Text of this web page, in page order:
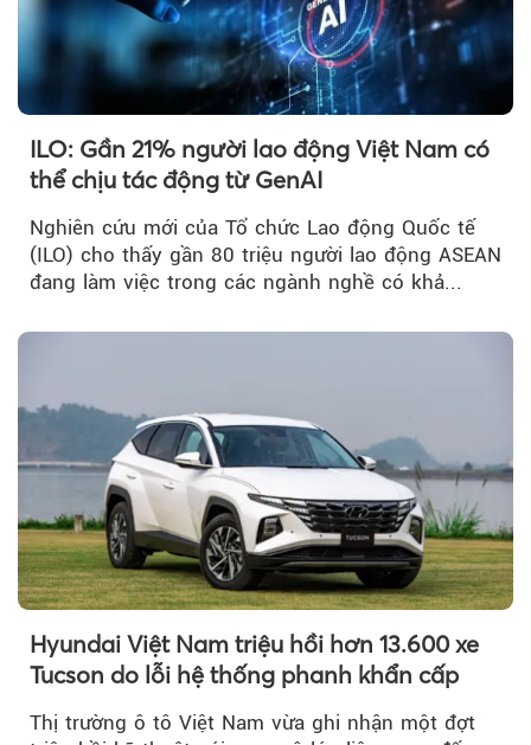
ILO: Gần 21% người lao động Việt Nam có
thể chịu tác động từ GenAI
Nghiên cứu mới của Tổ chức Lao động Quốc tế
(ILO) cho thấy gần 80 triệu người lao động ASEAN
đang làm việc trong các ngành nghề có khả...
Hyundai Việt Nam triệu hồi hơn 13.600 xe
Tucson do lỗi hệ thống phanh khẩn cấp
Thị trường ô tô Việt Nam vừa ghi nhận một đợt